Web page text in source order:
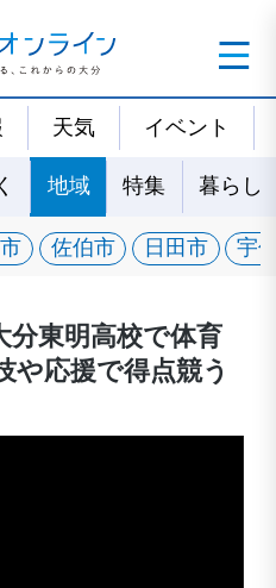
天気 イベント
地域 特集 暮らし
佐伯市 日田市 宇
東明高校で体育
応援で得点競う